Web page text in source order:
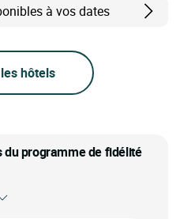
à vos dates
hôtels
du programme de fidélité